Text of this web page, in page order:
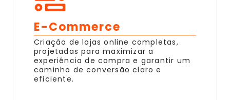
E-Commerce
Criação de lojas online completas,
projetadas para maximizar a
experiência de compra e garantir um
caminho de conversão claro e
eficiente.